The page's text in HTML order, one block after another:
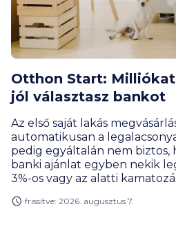
Otthon Start:
jól választasz bankot
Az első saját lakás
automatikusan a
pedig egyáltalán nem biztos,
banki ajánlat egyben nekik legjobb is. A kedvező,
3%-os vagy az alatti
igénylési feltételek és a teljes
frissítve: 2026. augusztus 7.